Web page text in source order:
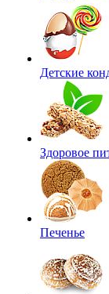
Детские
Здоровое
Печенье